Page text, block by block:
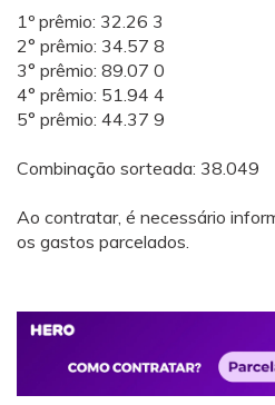
1º prêmio: 32.26 3
2° prêmio: 34.57 8
3° prêmio: 89.07 0
4° prêmio: 51.94 4
5° prêmio: 44.37 9
Combinação sorteada: 38.049
Ao contratar, é necessário
os gastos parcelados.